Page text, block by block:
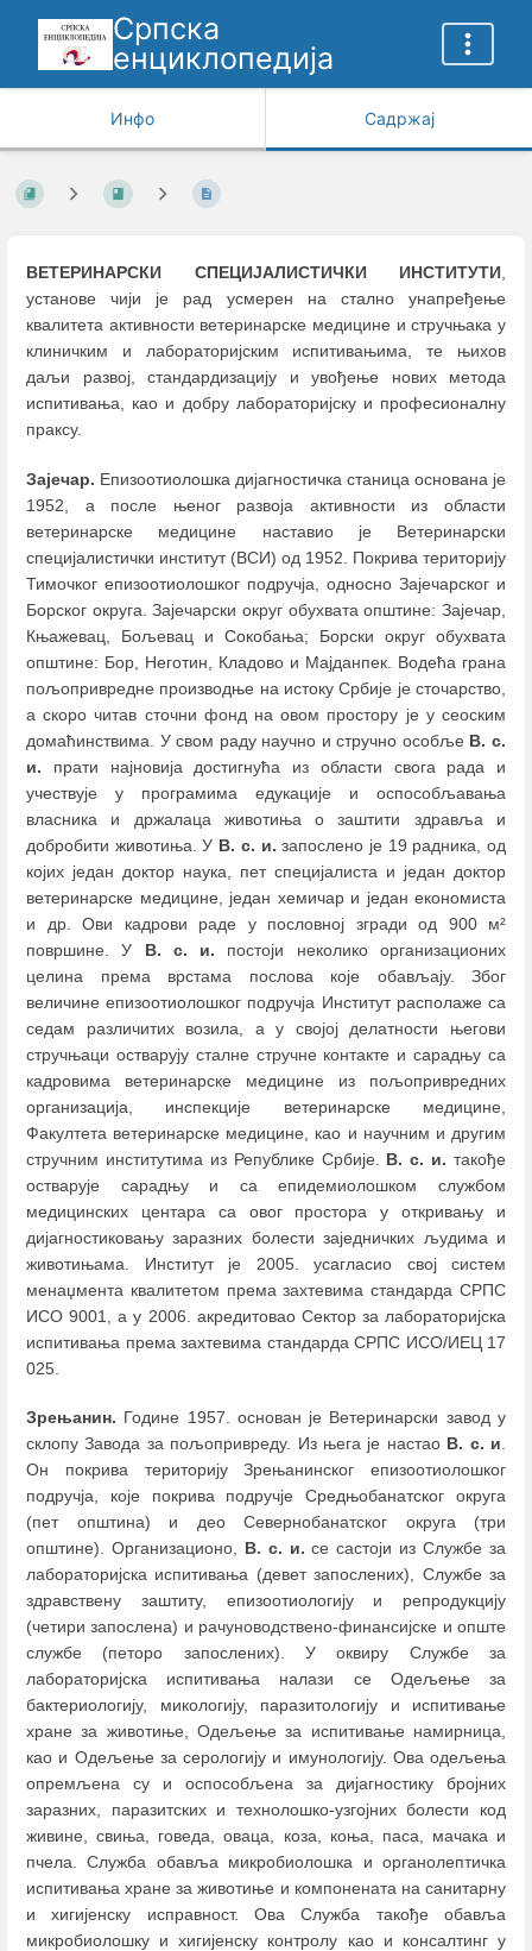
Српска
енциклопедија
Инфо Садржај
ВЕТЕРИНАРСКИ СПЕЦИЈАЛИСТИЧКИ ИНСТИТУТИ,
установе чији је рад усмерен на стално унапређење
квалитета активности ветеринарске медицине и стручњака у
клиничким и лабораторијским испитивањима, те њихов
даљи развој, стандардизацију и увођење нових метода
испитивања, као и добру лабораторијску и професионалну
праксу.
Зајечар. Епизоотиолошка дијагностичка станица основана је
1952, а после њеног развоја активности из области
ветеринарске медицине наставио је Ветеринарски
специјалистички институт (ВСИ) од 1952. Покрива територију
Тимочког епизоотиолошког подручја, односно Зајечарског и
Борског округа. Зајечарски округ обухвата општине: Зајечар,
Књажевац, Бољевац и Сокобања; Борски округ обухвата
општине: Бор, Неготин, Кладово и Мајданпек. Водећа грана
пољопривредне производње на истоку Србије је сточарство,
а скоро читав сточни фонд на овом простору је у сеоским
домаћинствима. У свом раду научно и стручно особље В. с.
и. прати најновија достигнућа из области свога рада и
учествује у програмима едукације и оспособљавања
власника и држалаца животиња о заштити здравља и
добробити животиња. У В. с. и. запослено је 19 радника, од
којих један доктор наука, пет специјалиста и један доктор
ветеринарске медицине, један хемичар и један економиста
и др. Ови кадрови раде у пословној згради од 900 м²
површине. У В. с. и. постоји неколико организационих
целина према врстама послова које обављају. Због
величине епизоотиолошког подручја Институт располаже са
седам различитих возила, а у својој делатности његови
стручњаци остварују сталне стручне контакте и сарадњу са
кадровима ветеринарске медицине из пољопривредних
организација, инспекције ветеринарске медицине,
Факултета ветеринарске медицине, као и научним и другим
стручним институтима из Републике Србије. В. с. и. такође
остварује сарадњу и са епидемиолошком службом
медицинских центара са овог простора у откривању и
дијагностиковању заразних болести заједничких људима и
животињама. Институт је 2005. усагласио свој систем
менаџмента квалитетом према захтевима стандарда СРПС
ИСО 9001, а у 2006. акредитовао Сектор за лабораторијска
испитивања према захтевима стандарда СРПС ИСО/ИЕЦ 17
025.
Зрењанин. Године 1957. основан је Ветеринарски завод у
склопу Завода за пољопривреду. Из њега је настао В. с. и
Он покрива територију Зрењанинског епизоотиолошког
подручја, које покрива подручје Средњобанатског округа
(пет општина) и део Севернобанатског округа (три
општине). Организационо, В. с. и. се састоји из Службе за
лабораторијска испитивања (девет запослених), Службе за
здравствену заштиту, епизоотиологију и репродукцију
(четири запослена) и рачуноводствено-финансијске и опште
службе (петоро запослених). У оквиру Службе за
лабораторијска испитивања налази се Одељење за
бактериологију, микологију, паразитологију и испитивање
хране за животиње, Одељење за испитивање намирница,
као и Одељење за серологију и имунологију. Ова одељења
опремљена су и оспособљена за дијагностику бројних
заразних, паразитских и технолошко-узгојних болести код
живине, свиња, говеда, оваца, коза, коња, паса, мачака и
пчела. Служба обавља микробиолошка и органолептичка
испитивања хране за животиње и компонената на санитарну
и хигијенску исправност. Ова Служба такође обавља
микробиолошку и хигијенску контролу као и консалтинг у